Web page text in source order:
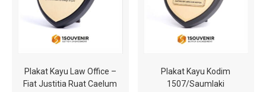
Plakat Kayu Law Office –
Fiat Justitia Ruat Caelum
Plakat Kayu Kodim
1507/Saumlaki